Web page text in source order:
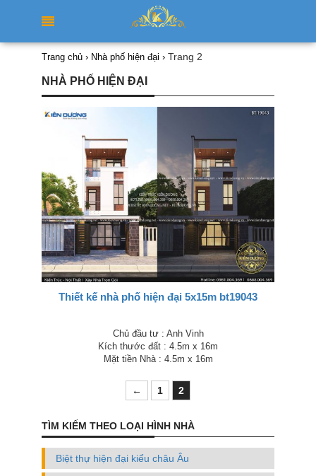
Trang chủ › Nhà phố hiện đại › Trang 2
NHÀ PHỐ HIỆN ĐẠI
Thiết kế nhà phố hiện đại 5x15m bt19043
Chủ đầu tư : Anh Vinh
Kích thước đất : 4.5m x 16m
Mặt tiền Nhà : 4.5m x 16m
← 1 2
TÌM KIẾM THEO LOẠI HÌNH NHÀ
Biệt thự hiện đại kiểu châu Âu